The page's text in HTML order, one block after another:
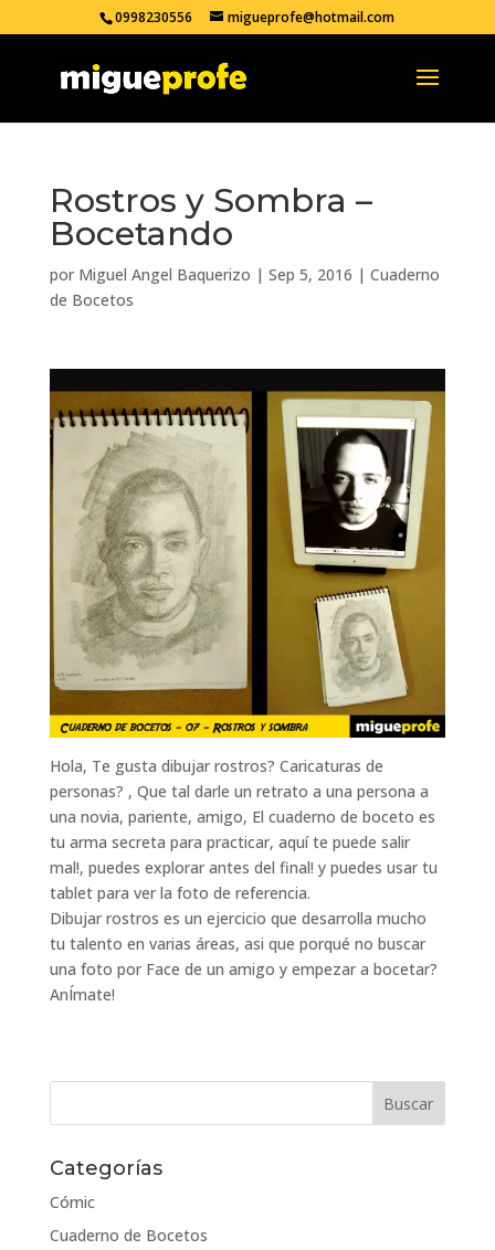
0998230556 migueprofe@hotmail.com
Rostros y Sombra –
Bocetando
por Miguel Angel Baquerizo | Sep 5, 2016 | Cuaderno
de Bocetos
Hola, Te gusta dibujar rostros? Caricaturas de
personas? , Que tal darle un retrato a una persona a
una novia, pariente, amigo, El cuaderno de boceto es
tu arma secreta para practicar, aquí te puede salir
mal!, puedes explorar antes del final! y puedes usar tu
tablet para ver la foto de referencia.
Dibujar rostros es un ejercicio que desarrolla mucho
tu talento en varias áreas, asi que porqué no buscar
una foto por Face de un amigo y empezar a bocetar?
AnÍmate!
Categorías
Cómic
Cuaderno de Bocetos